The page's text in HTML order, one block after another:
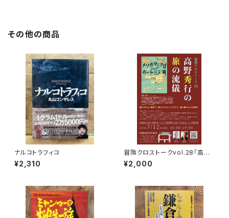
その他の商品
ナルコトラフィコ
¥2,310
冒険クロストークvol.28「高野
秀行の旅の流儀」録画視聴権
¥2,000